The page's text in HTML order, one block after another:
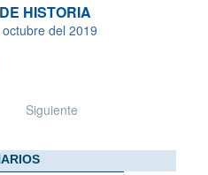
HISTORIA
octubre del 2019
Siguiente